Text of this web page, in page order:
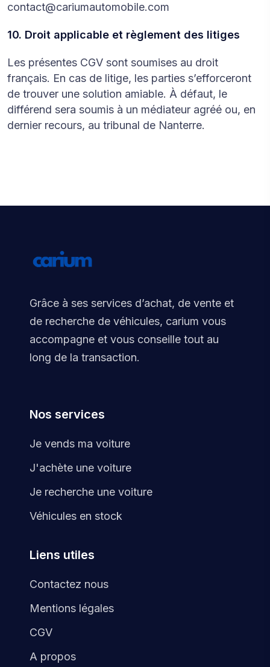
contact@cariumautomobile.com
10. Droit applicable et règlement des litiges
Les présentes CGV sont soumises au droit
français. En cas de litige, les parties s’efforceront
de trouver une solution amiable. À défaut, le
différend sera soumis à un médiateur agréé ou, en
dernier recours, au tribunal de Nanterre.
Grâce à ses services d’achat, de vente et
de recherche de véhicules, carium vous
accompagne et vous conseille tout au
long de la transaction.
Nos services
Je vends ma voiture
J'achète une voiture
Je recherche une voiture
Véhicules en stock
Liens utiles
Contactez nous
Mentions légales
CGV
A propos